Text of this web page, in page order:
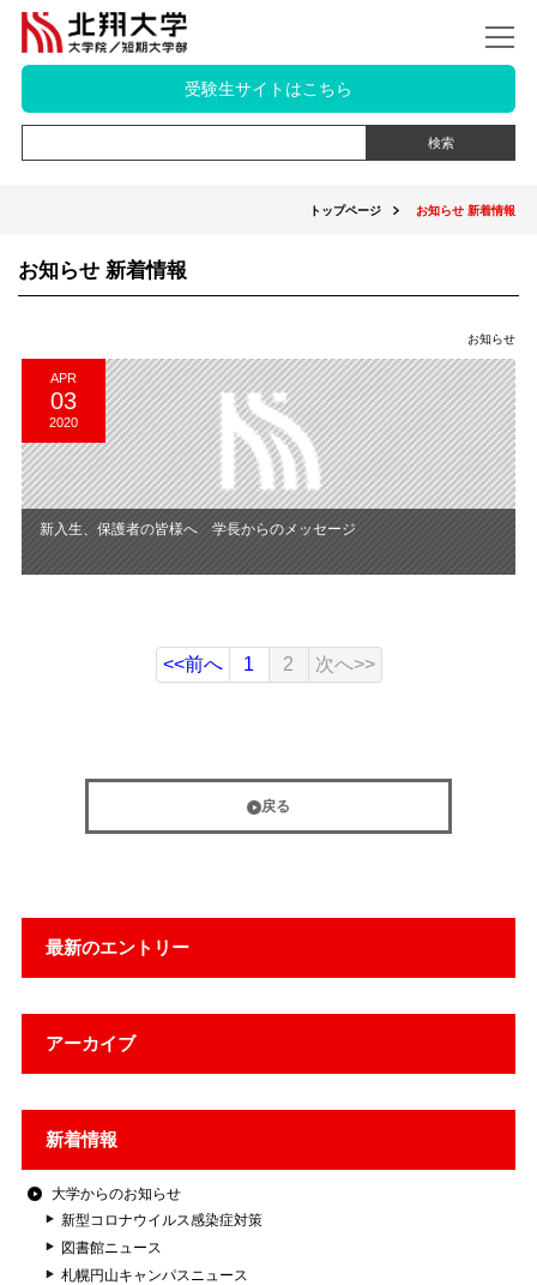
受験生サイトはこちら
トップページ お知らせ 新着情報
最新のエントリー
アーカイブ
新着情報
大学からのお知らせ
新型コロナウイルス感染症対策
図書館ニュース
札幌円山キャンパスニュース
お知らせ 新着情報
お知らせ
APR
03
2020
新入生、保護者の皆様へ 学長からのメッセージ
<<前へ 1 2 次へ>>
戻る